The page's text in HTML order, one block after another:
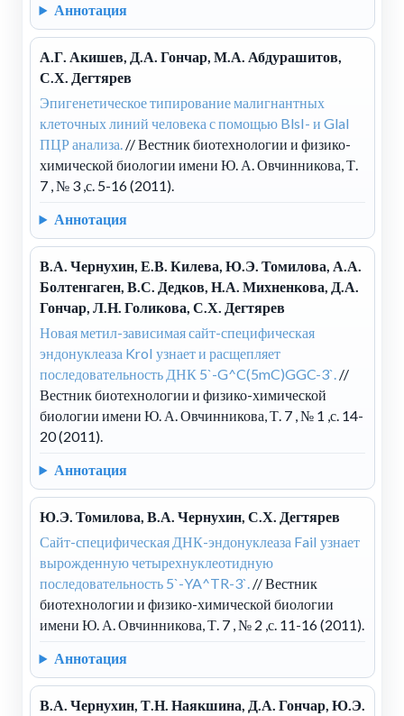
Аннотация
А.Г. Акишев, Д.А. Гончар, М.А. Абдурашитов,
С.Х. Дегтярев
Эпигенетическое типирование малигнантных
клеточных линий человека с помощью BlsI- и GlaI
ПЦР анализа. // Вестник биотехнологии и физико-
химической биологии имени Ю. А. Овчинникова, Т.
7 , № 3 ,с. 5-16 (2011).
Аннотация
В.А. Чернухин, Е.В. Килева, Ю.Э. Томилова, А.А.
Болтенгаген, В.С. Дедков, Н.А. Михненкова, Д.А.
Гончар, Л.Н. Голикова, С.Х. Дегтярев
Новая метил-зависимая сайт-специфическая
эндонуклеаза KroI узнает и расщепляет
последовательность ДНК 5`-G^C(5mC)GGC-3`. //
Вестник биотехнологии и физико-химической
биологии имени Ю. А. Овчинникова, Т. 7 , № 1 ,с. 14-
20 (2011).
Аннотация
Ю.Э. Томилова, В.А. Чернухин, С.Х. Дегтярев
Сайт-специфическая ДНК-эндонуклеаза FaiI узнает
вырожденную четырехнуклеотидную
последовательность 5`-YA^TR-3`. // Вестник
биотехнологии и физико-химической биологии
имени Ю. А. Овчинникова, Т. 7 , № 2 ,с. 11-16 (2011).
Аннотация
В.А. Чернухин, Т.Н. Наякшина, Д.А. Гончар, Ю.Э.